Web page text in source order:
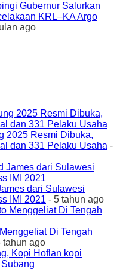
Gubernur Salurkan
KRL–KA Argo
ago
2025 Resmi Dibuka,
dan 331 Pelaku Usaha -
dari Sulawesi
IMI 2021 - 5 tahun ago
Di Tengah
tahun ago